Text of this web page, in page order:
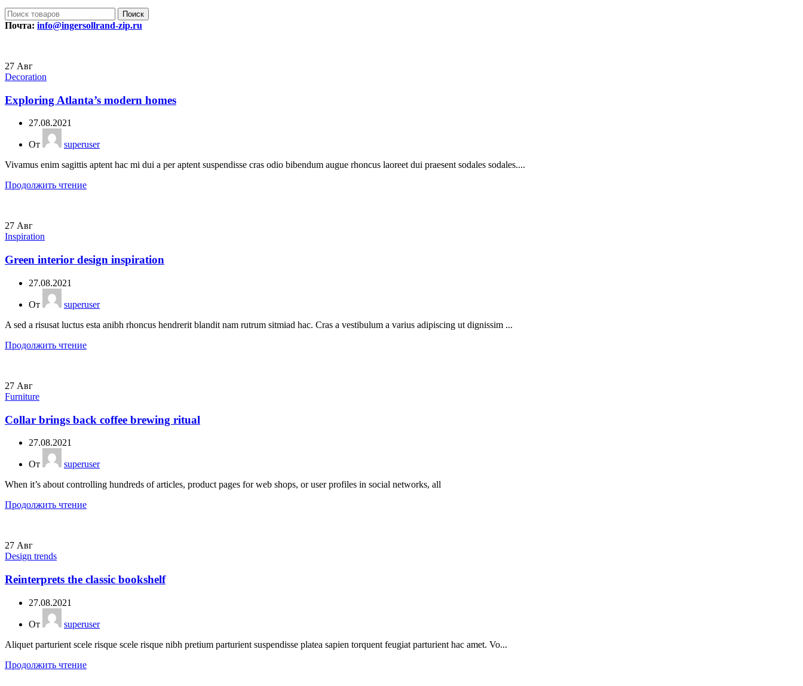
Поиск
Почта: info@ingersollrand-zip.ru
27 Авг
Decoration
Exploring Atlanta’s modern homes
27.08.2021
От
superuser
Vivamus enim sagittis aptent hac mi dui a per aptent suspendisse cras odio bibendum augue rhoncus laoreet dui praesent sodales sodales....
Продолжить чтение
27 Авг
Inspiration
Green interior design inspiration
27.08.2021
От
superuser
A sed a risusat luctus esta anibh rhoncus hendrerit blandit nam rutrum sitmiad hac. Cras a vestibulum a varius adipiscing ut dignissim ...
Продолжить чтение
27 Авг
Furniture
Collar brings back coffee brewing ritual
27.08.2021
От
superuser
When it’s about controlling hundreds of articles, product pages for web shops, or user profiles in social networks, all
Продолжить чтение
27 Авг
Design trends
Reinterprets the classic bookshelf
27.08.2021
От
superuser
Aliquet parturient scele risque scele risque nibh pretium parturient suspendisse platea sapien torquent feugiat parturient hac amet. Vo...
Продолжить чтение